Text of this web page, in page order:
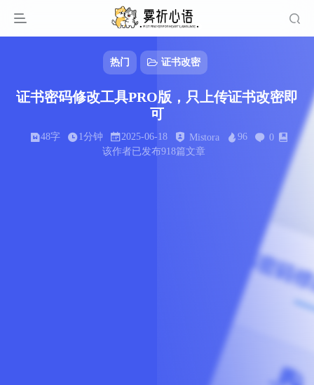
热门 证书改密
证书密码修改工具PRO版，只上传证书改密即
可
48字 1分钟 2025-06-18 Mistora 96
0
该作者已发布918篇文章